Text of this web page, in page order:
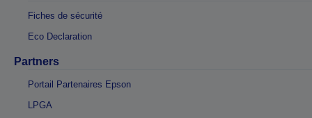
Fiches de sécurité
Eco Declaration
Partners
Portail Partenaires Epson
LPGA